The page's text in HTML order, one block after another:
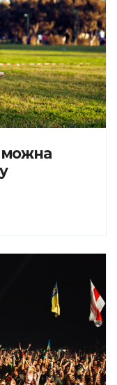
можна